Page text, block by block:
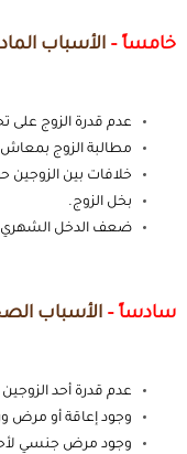
خامساً – الأسباب
عدم قدرة الزوج على
مطالبة الزوج
خلافات بين الزوجين
بخل الزوج.
ضعف الدخل الشهري
سادساً – الأسباب
عدم قدرة أحد
وجود إعاقة أو مرض
وجود مرض جنسي لأحد